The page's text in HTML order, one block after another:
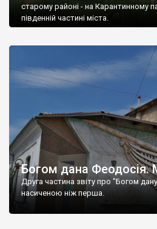
старому районі - на Карантинному
південній частині міста.
Богом дана Феодосія.
Друга частина звіту про "Богом
насиченою ніж перша.